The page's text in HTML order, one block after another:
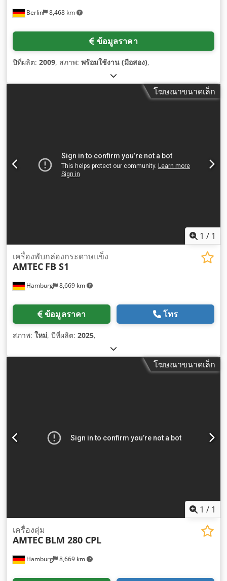
Berlin 8,468 km
ข้อมูลราคา
ปีที่ผลิต: 2009, สภาพ: พร้อมใช้งาน (มือสอง),
โฆษณาขนาดเล็ก
1 / 1
Hamburg 8,669 km
เครื่องพับกล่องกระดาษแข็ง
AMTEC FB S1
ข้อมูลราคา โทร
สภาพ: ใหม่, ปีที่ผลิต: 2025,
โฆษณาขนาดเล็ก
1 / 1
Hamburg 8,669 km
เครื่องตุ่ม
AMTEC BLM 280 CPL